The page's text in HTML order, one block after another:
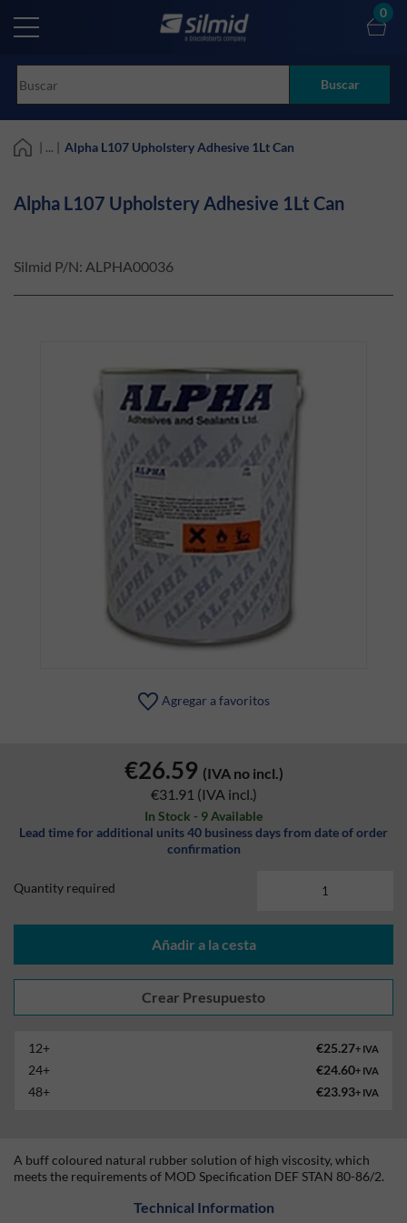
main
Buscar
0
| ... | Alpha L107 Upholstery Adhesive 1Lt Can
Alpha L107 Upholstery Adhesive 1Lt Can
Silmid P/N: ALPHA00036
Agregar a favoritos
€26.59 (IVA no incl.)
€31.91 (IVA incl.)
In Stock - 9 Available
Lead time for additional units 40 business days from date of order
confirmation
Quantity required
Añadir a la cesta
12+ €25.27+ IVA
24+ €24.60+ IVA
48+ €23.93+ IVA
A buff coloured natural rubber solution of high viscosity, which
meets the requirements of MOD Specification DEF STAN 80-86/2.
Technical Information